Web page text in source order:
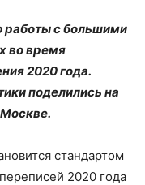
работы с большими
во время
2020 года.
поделились на
стандартом
2020 года